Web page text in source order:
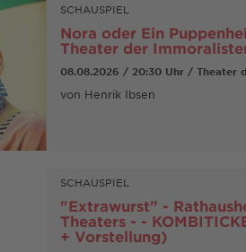
SCHAUSPIEL
Nora oder Ein
Theater der
08.08.2026 / 20:30 Uhr / Theater
von Henrik Ibsen
SCHAUSPIEL
"Extrawurst" -
Theaters - -
+ Vorstellung)